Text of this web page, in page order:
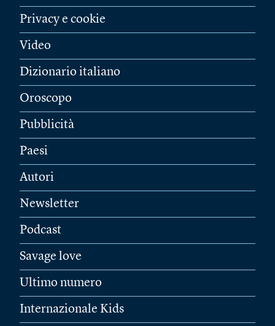
Privacy e cookie
Video
Dizionario italiano
Oroscopo
Pubblicità
Paesi
Autori
Newsletter
Podcast
Savage love
Ultimo numero
Internazionale Kids